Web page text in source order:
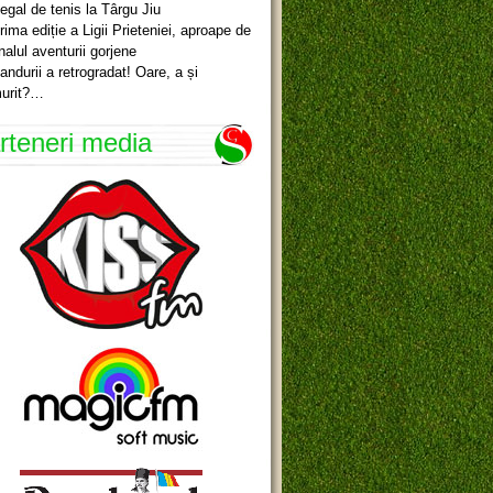
de tenis la Târgu Jiu
ediție a Ligii Prieteniei, aproape de
aventurii gorjene
a retrogradat! Oare, a și
media